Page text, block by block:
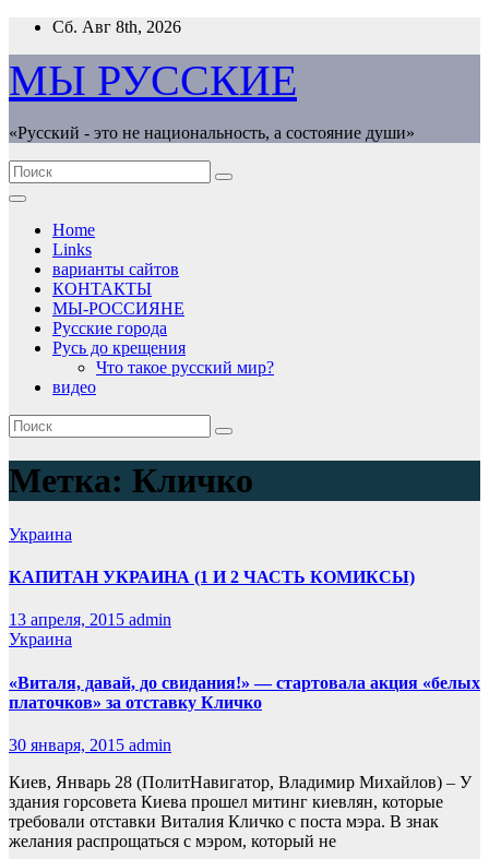
Перейти
содержимому
Сб. Авг 8th, 2026
МЫ РУССКИЕ
«Русский - это не национальность, а состояние души»
Home
Links
варианты сайтов
КОНТАКТЫ
МЫ-РОССИЯНЕ
Русские города
Русь до крещения
Что такое русский мир?
видео
Метка: Кличко
Украина
КАПИТАН УКРАИНА (1 И 2 ЧАСТЬ КОМИКСЫ)
13 апреля, 2015 admin
Украина
«Виталя, давай, до свидания!» — стартовала акция «белых
платочков» за отставку Кличко
30 января, 2015 admin
Киев, Январь 28 (ПолитНавигатор, Владимир Михайлов) – У
здания горсовета Киева прошел митинг киевлян, которые
требовали отставки Виталия Кличко с поста мэра. В знак
желания распрощаться с мэром, который не